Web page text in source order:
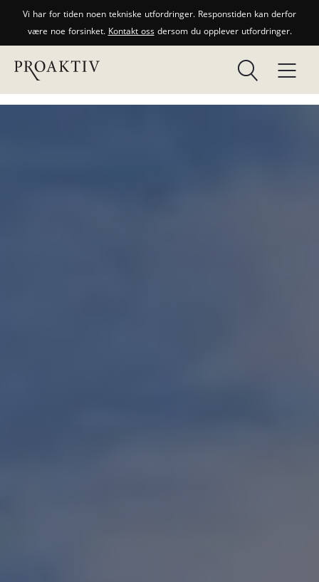
Vi har for tiden noen tekniske utfordringer. Responstiden kan derfor
være noe forsinket. Kontakt ossdersom du opplever utfordringer.